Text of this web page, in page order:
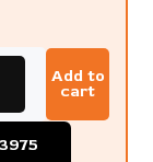
Add to
cart